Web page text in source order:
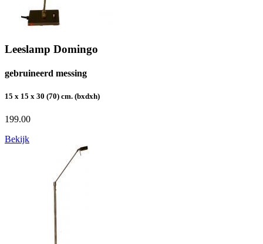
Leeslamp Domingo
gebruineerd messing
15 x 15 x 30 (70) cm. (bxdxh)
199.00
Bekijk